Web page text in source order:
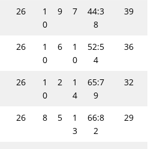
26
1
0
9 7
44:3
8
39
26
1
0
6
1
0
52:5
4
36
26
1
0
2
1
4
65:7
9
32
26 8 5
1
3
66:8
2
29